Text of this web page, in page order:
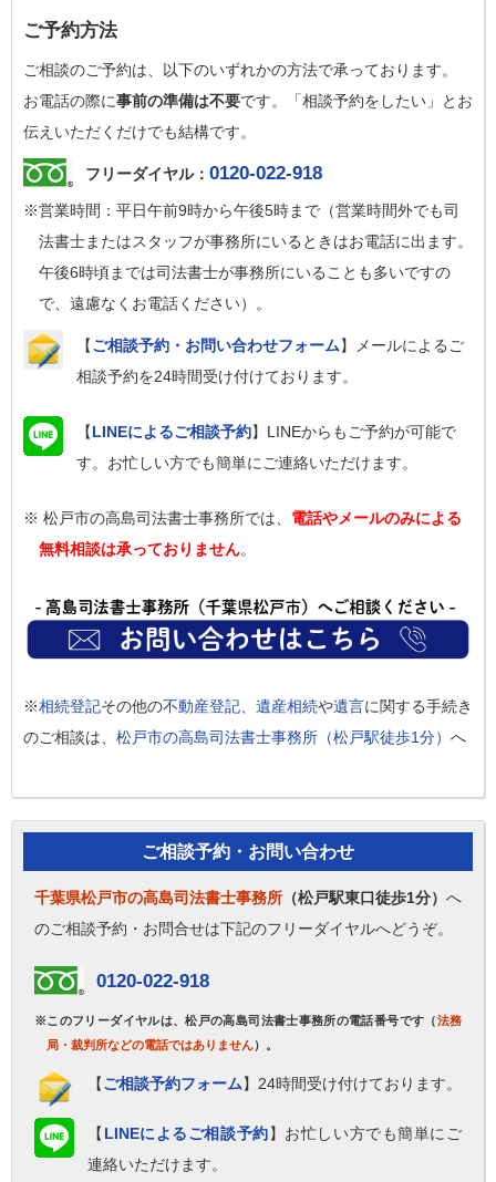
ご予約方法
ご相談のご予約は、以下のいずれかの方法で承っております。
お電話の際に事前の準備は不要です。「相談予約をしたい」とお
伝えいただくだけでも結構です。
フリーダイヤル： 0120-022-918
※営業時間：平日午前9時から午後5時まで（営業時間外でも司
法書士またはスタッフが事務所にいるときはお電話に出ます。
午後6時頃までは司法書士が事務所にいることも多いですの
で、遠慮なくお電話ください）。
【ご相談予約・お問い合わせフォーム】メールによるご
相談予約を24時間受け付けております。
【LINEによるご相談予約】LINEからもご予約が可能で
す。お忙しい方でも簡単にご連絡いただけます。
※ 松戸市の高島司法書士事務所では、 電話やメールのみによる
無料相談は承っておりません。
※相続登記その他の不動産登記 遺産相続や遺言に関する手続き
のご相談は、 松戸市の高島司法書士事務所（松戸駅徒歩1分） へ
ご相談予約・お問い合わせ
千葉県松戸市の高島司法書士事務所 （松戸駅東口徒歩1分） へ
のご相談予約・お問合せは下記のフリーダイヤルへどうぞ。
0120-022-918
※このフリーダイヤルは、松戸の高島司法書士事務所の電話番号です（法務
局・裁判所などの電話ではありません）。
【ご相談予約フォーム】24時間受け付けております。
【 LINEによるご相談予約】お忙しい方でも簡単にご
連絡いただけます。